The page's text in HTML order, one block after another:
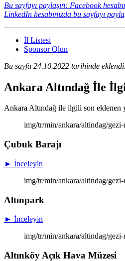
Bu sayfayı paylaşın: Facebook
LinkedIn hesabınızda bu sayfayı
İl Listesi
Sponsor Olun
Bu sayfa 24.10.2022 tarihinde
Ankara Altındağ İle
Ankara Altındağ ile ilgili son eklenen
img/tr/min/ankara/altindag/
Çubuk Barajı
► İnceleyin
img/tr/min/ankara/altindag/
Altınpark
► İnceleyin
img/tr/min/ankara/altindag/
Altınköy Açık Hava Müzesi